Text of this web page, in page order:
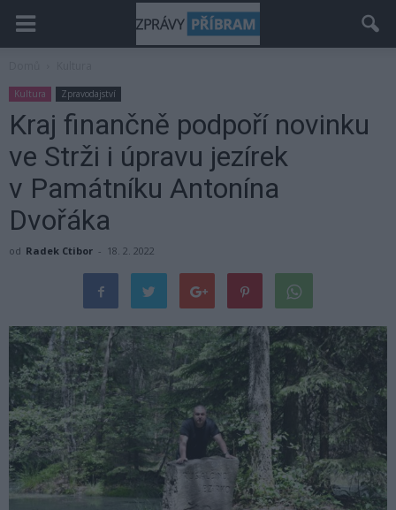
Kultura Zpravodajství
Kraj finančně podpoří novinku
ve Strži i úpravu jezírek
v Památníku Antonína
Dvořáka
od Radek Ctibor - 18. 2. 2022